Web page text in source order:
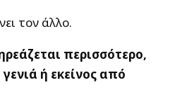
τον άλλο.
περισσότερο,
ή εκείνος από